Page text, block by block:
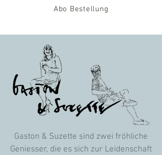
Abo Bestellung
Gaston & Suzette sind zwei fröhliche
Geniesser, die es sich zur Leidenschaft